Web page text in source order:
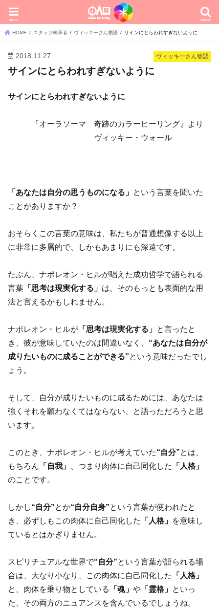
search
menu
HOME スタッフ執筆者 ヴィッキーさん物語 サインにとらわれすぎないように
ヴィッキーさん物語
2018.11.27
サインにとらわれすぎないように
サインにとらわれすぎないように
『オーラソーマ 奇跡のカラーヒーリング』より
ヴィッキー・ウォール
「あなたは自分の思うものになる」 という言葉を聞いた
ことがありますか？
おそらくこの言葉の意味は、私たちが普通想像する以上
に非常に多層的で、しかもあまりにも深遠です。
たぶん、ナポレオン・ヒルが唱えた成功哲学で語られる
言葉 「思考は現実化する」 は、そのもっとも表面的な用
法と言えるかもしれません。
ナポレオン・ヒルが 「思考は現実化する」 と言ったと
き、彼が意味していたのは間違いなく、 “あなたは自分が
成りたいものに成ることができる”という意味だったでし
ょう。
そして、自分が成りたいものに成るためには、あなたは
強くそれを願わなくてはならない、と語っただろうと思
います。
このとき、ナポレオン・ヒルが考えていた“自分”とは、
もちろん 「自我」 、つまり肉体に自己同化した
「人格」
のことです。
しかし“自分”とか“自分自身”という言葉が使われたと
き、必ずしもこの肉体に自己同化した
「人格」 を意味し
ているとはかぎりません。
スピリチュアルな世界で“自分”という言葉が語られる場
合は、大なり小なり、この肉体に自己同化した
「人格」
と、肉体を乗り物としている
「魂」や 「霊格」 といっ
た、その両方のニュアンスを含んでいるでしょうね。